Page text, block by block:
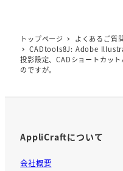
o
o
k
トップページ よくあるご質
CADtools8J: Adobe
投影設定、CADショートカッ
のですが。
AppliCraftについて
会社概要